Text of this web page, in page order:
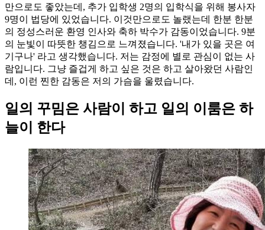
만으로도 좋았는데, 추가 입학생 2명의 입학식을 위해 봉사자
9명이 법당에 있었습니다. 이것만으로도 놀랬는데 한분 한분
의 정성스러운 환영 인사와 축하 박수가 감동이었습니다. 9분
의 눈빛이 따뜻한 챙김으로 느껴졌습니다. '내가 있을 곳은 여
기구나' 라고 생각했습니다. 저는 감정에 별로 관심이 없는 사
람입니다. 그냥 즐겁게 하고 싶은 것은 하고 살아왔던 사람인
데, 이런 찐한 감동은 저의 가슴을 울렸습니다.
일의 꾸밈은 사람이 하고 일의 이룸은 하
늘이 한다